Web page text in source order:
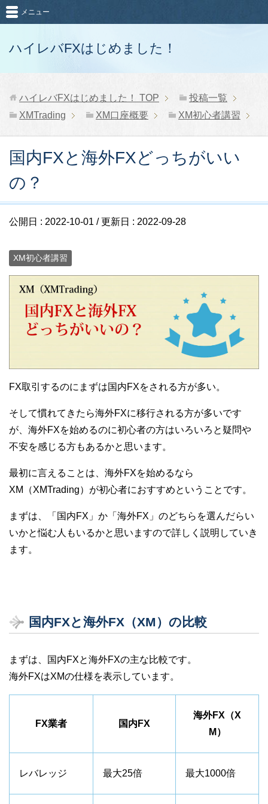
ハイレバFXはじめました！
メニュー
ハイレバFXはじめました！ TOP
投稿一覧
XMTrading
XM口座概要 XM初心者講習
国内FXと海外FXどっちがいい
の？
公開日 : 2022-10-01 / 更新日 : 2022-09-28
XM初心者講習
FX取引するのにまずは国内FXをされる方が多い。
そして慣れてきたら海外FXに移行される方が多いです
が、海外FXを始めるのに初心者の方はいろいろと疑問や
不安を感じる方もあるかと思います。
最初に言えることは、海外FXを始めるなら
XM（XMTrading）が初心者におすすめということです。
まずは、「国内FX」か「海外FX」のどちらを選んだらい
いかと悩む人もいるかと思いますので詳しく説明していき
ます。
国内FXと海外FX（XM）の比較
まずは、国内FXと海外FXの主な比較です。
海外FXはXMの仕様を表示しています。
FX業者 国内FX
海外FX（X
M）
レバレッジ 最大25倍 最大1000倍